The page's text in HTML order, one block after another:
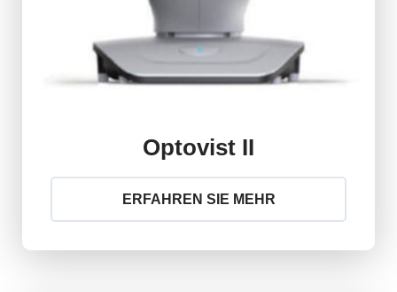
Optovist II
ERFAHREN SIE MEHR